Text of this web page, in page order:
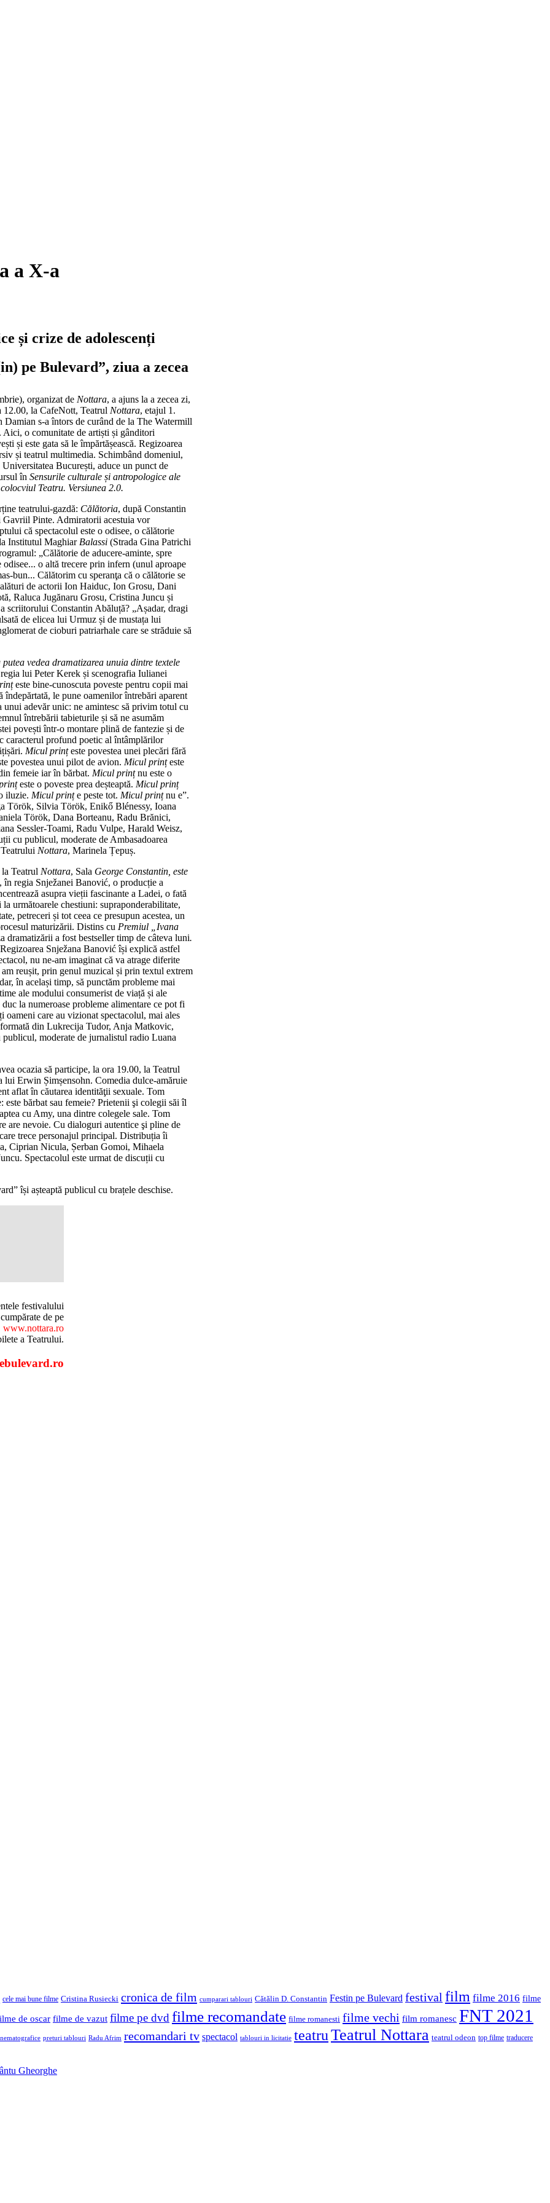
a X-a
și crize de adolescenți
pe Bulevard”, ziua a zecea
organizat de Nottara, a ajuns la a zecea zi,
12.00, la CafeNott, Teatrul Nottara, etajul 1.
s-a întors de curând de la The Watermill
Aici, o comunitate de artiști și gânditori
și este gata să le împărtășească. Regizoarea
și teatrul multimedia. Schimbând domeniul,
București, aduce un punct de
în Sensurile culturale și antropologice ale
Teatru. Versiunea 2.0.
teatrului-gazdă: Călătoria, după Constantin
Gavriil Pinte. Admiratorii acestuia vor
că spectacolul este o odisee, o călătorie
Institutul Maghiar Balassi (Strada Gina Patrichi
„Călătorie de aducere-aminte, spre
o altă trecere prin infern (unul aproape
bun... Călătorim cu speranţa că o călătorie se
de actorii Ion Haiduc, Ion Grosu, Dani
Raluca Jugănaru Grosu, Cristina Juncu și
scriitorului Constantin Abăluță? „Așadar, dragi
de elicea lui Urmuz și de mustața lui
de cioburi patriarhale care se străduie să
putea vedea dramatizarea unuia dintre textele
lui Peter Kerek și scenografia Iulianei
este bine-cunoscuta poveste pentru copii mai
le pune oamenilor întrebări aparent
adevăr unic: ne amintesc să privim totul cu
întrebării tabieturile și să ne asumăm
povești într-o montare plină de fantezie și de
caracterul profund poetic al întâmplărilor
Micul prințeste povestea unei plecări fără
povestea unui pilot de avion. Micul prințeste
femeie iar în bărbat. Micul prințnu este o
este o poveste prea deșteaptă. Micul prinț
iluzie. Micul prințe peste tot. Micul prințnu e”.
Török, Silvia Török, Enikő Blénessy, Ioana
Török, Dana Borteanu, Radu Brănici,
Sessler-Toami, Radu Vulpe, Harald Weisz,
cu publicul, moderate de Ambasadoarea
Nottara, Marinela Țepuș.
Teatrul Nottara, Sala George Constantin , este
în regia Snježanei Banović, o producție a
asupra vieții fascinante a Ladei, o fată
la următoarele chestiuni: supraponderabilitate,
petreceri și tot ceea ce presupun acestea, un
maturizării. Distins cu Premiul „Ivana
dramatizării a fost bestseller timp de câteva luni.
Snježana Banović își explică astfel
nu ne-am imaginat că va atrage diferite
reușit, prin genul muzical și prin textul extrem
în același timp, să punctăm probleme mai
ale modului consumerist de viață și ale
la numeroase probleme alimentare ce pot fi
oameni care au vizionat spectacolul, mai ales
din Lukrecija Tudor, Anja Matkovic,
moderate de jurnalistul radio Luana
ocazia să participe, la ora 19.00, la Teatrul
Erwin Șimșensohn. Comedia dulce-amăruie
aflat în căutarea identităţii sexuale. Tom
este bărbat sau femeie? Prietenii şi colegii săi îl
cu Amy, una dintre colegele sale. Tom
are nevoie. Cu dialoguri autentice şi pline de
trece personajul principal. Distribuția îi
Ciprian Nicula, Șerban Gomoi, Mihaela
Spectacolul este urmat de discuții cu
își așteaptă publicul cu brațele deschise.
festivalului
de pe
www.nottara.ro
a Teatrului.
cele mai bune filme Cristina Rusiecki cronica de film cumparari tablouri Cătălin D. Constantin Festin pe Bulevard festival film filme 2016 filme
de oscar filme de vazut filme pe dvdfilme recomandate filme romanesti filme vechi film romanesc FNT 2021
preturi tablouri Radu Afrim recomandari tv spectacol tablouri in licitatie teatruTeatrul Nottara teatrul odeon top filme traducere
Gheorghe